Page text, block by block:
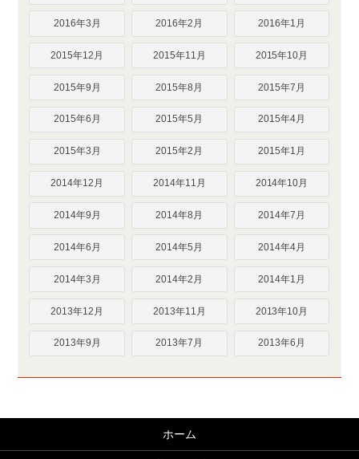
2016年3月 2016年2月 2016年1月
2015年12月 2015年11月 2015年10月
2015年9月 2015年8月 2015年7月
2015年6月 2015年5月 2015年4月
2015年3月 2015年2月 2015年1月
2014年12月 2014年11月 2014年10月
2014年9月 2014年8月 2014年7月
2014年6月 2014年5月 2014年4月
2014年3月 2014年2月 2014年1月
2013年12月 2013年11月 2013年10月
2013年9月 2013年7月 2013年6月
ホーム